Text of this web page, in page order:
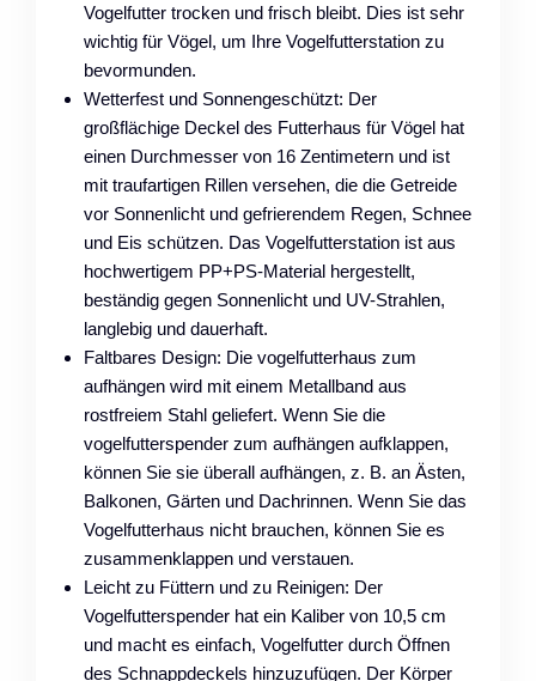
Vogelfutter trocken und frisch bleibt. Dies ist sehr
wichtig für Vögel, um Ihre Vogelfutterstation zu
bevormunden.
Wetterfest und Sonnengeschützt: Der
großflächige Deckel des Futterhaus für Vögel hat
einen Durchmesser von 16 Zentimetern und ist
mit traufartigen Rillen versehen, die die Getreide
vor Sonnenlicht und gefrierendem Regen, Schnee
und Eis schützen. Das Vogelfutterstation ist aus
hochwertigem PP+PS-Material hergestellt,
beständig gegen Sonnenlicht und UV-Strahlen,
langlebig und dauerhaft.
Faltbares Design: Die vogelfutterhaus zum
aufhängen wird mit einem Metallband aus
rostfreiem Stahl geliefert. Wenn Sie die
vogelfutterspender zum aufhängen aufklappen,
können Sie sie überall aufhängen, z. B. an Ästen,
Balkonen, Gärten und Dachrinnen. Wenn Sie das
Vogelfutterhaus nicht brauchen, können Sie es
zusammenklappen und verstauen.
Leicht zu Füttern und zu Reinigen: Der
Vogelfutterspender hat ein Kaliber von 10,5 cm
und macht es einfach, Vogelfutter durch Öffnen
des Schnappdeckels hinzuzufügen. Der Körper